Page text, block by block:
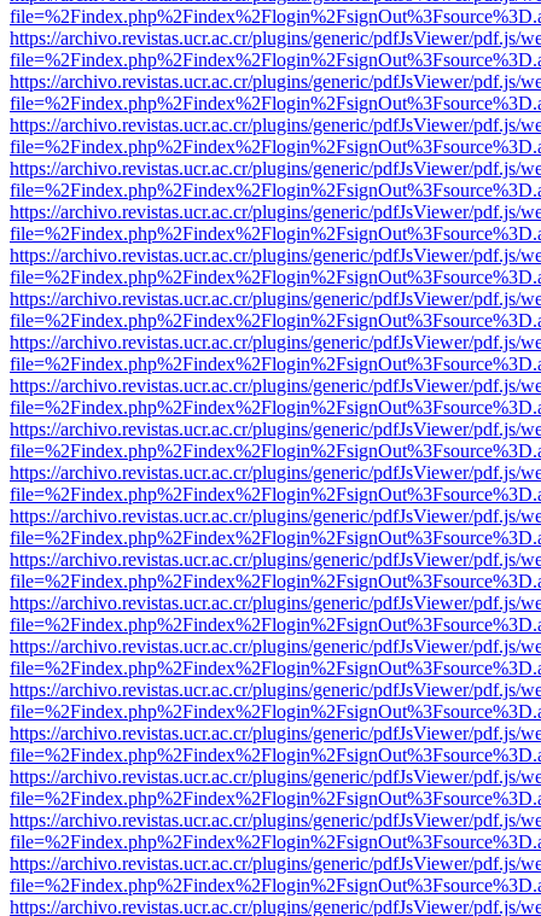
https://archivo.revistas.ucr.ac.cr/plugins/generic/pdfJsViewer/pdf.js/
https://archivo.revistas.ucr.ac.cr/plugins/generic/pdfJsViewer/pdf.js/
https://archivo.revistas.ucr.ac.cr/plugins/generic/pdfJsViewer/pdf.js/
https://archivo.revistas.ucr.ac.cr/plugins/generic/pdfJsViewer/pdf.js/
https://archivo.revistas.ucr.ac.cr/plugins/generic/pdfJsViewer/pdf.js/
https://archivo.revistas.ucr.ac.cr/plugins/generic/pdfJsViewer/pdf.js/
https://archivo.revistas.ucr.ac.cr/plugins/generic/pdfJsViewer/pdf.js/
https://archivo.revistas.ucr.ac.cr/plugins/generic/pdfJsViewer/pdf.js/
https://archivo.revistas.ucr.ac.cr/plugins/generic/pdfJsViewer/pdf.js/
https://archivo.revistas.ucr.ac.cr/plugins/generic/pdfJsViewer/pdf.js/
https://archivo.revistas.ucr.ac.cr/plugins/generic/pdfJsViewer/pdf.js/
https://archivo.revistas.ucr.ac.cr/plugins/generic/pdfJsViewer/pdf.js/
https://archivo.revistas.ucr.ac.cr/plugins/generic/pdfJsViewer/pdf.js/
https://archivo.revistas.ucr.ac.cr/plugins/generic/pdfJsViewer/pdf.js/
https://archivo.revistas.ucr.ac.cr/plugins/generic/pdfJsViewer/pdf.js/
https://archivo.revistas.ucr.ac.cr/plugins/generic/pdfJsViewer/pdf.js/
https://archivo.revistas.ucr.ac.cr/plugins/generic/pdfJsViewer/pdf.js/
https://archivo.revistas.ucr.ac.cr/plugins/generic/pdfJsViewer/pdf.js/
https://archivo.revistas.ucr.ac.cr/plugins/generic/pdfJsViewer/pdf.js/
https://archivo.revistas.ucr.ac.cr/plugins/generic/pdfJsViewer/pdf.js/
https://archivo.revistas.ucr.ac.cr/plugins/generic/pdfJsViewer/pdf.js/